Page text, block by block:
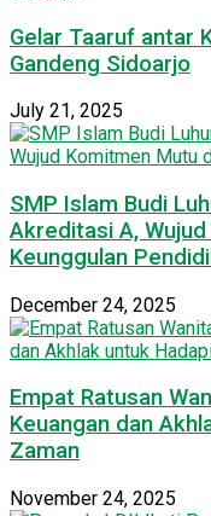
Gelar Taaruf antar
Gandeng Sidoarjo
July 21, 2025
SMP Islam Budi
Akreditasi A,
Keunggulan
December 24, 2025
Empat Ratusan
Keuangan dan
Zaman
November 24, 2025